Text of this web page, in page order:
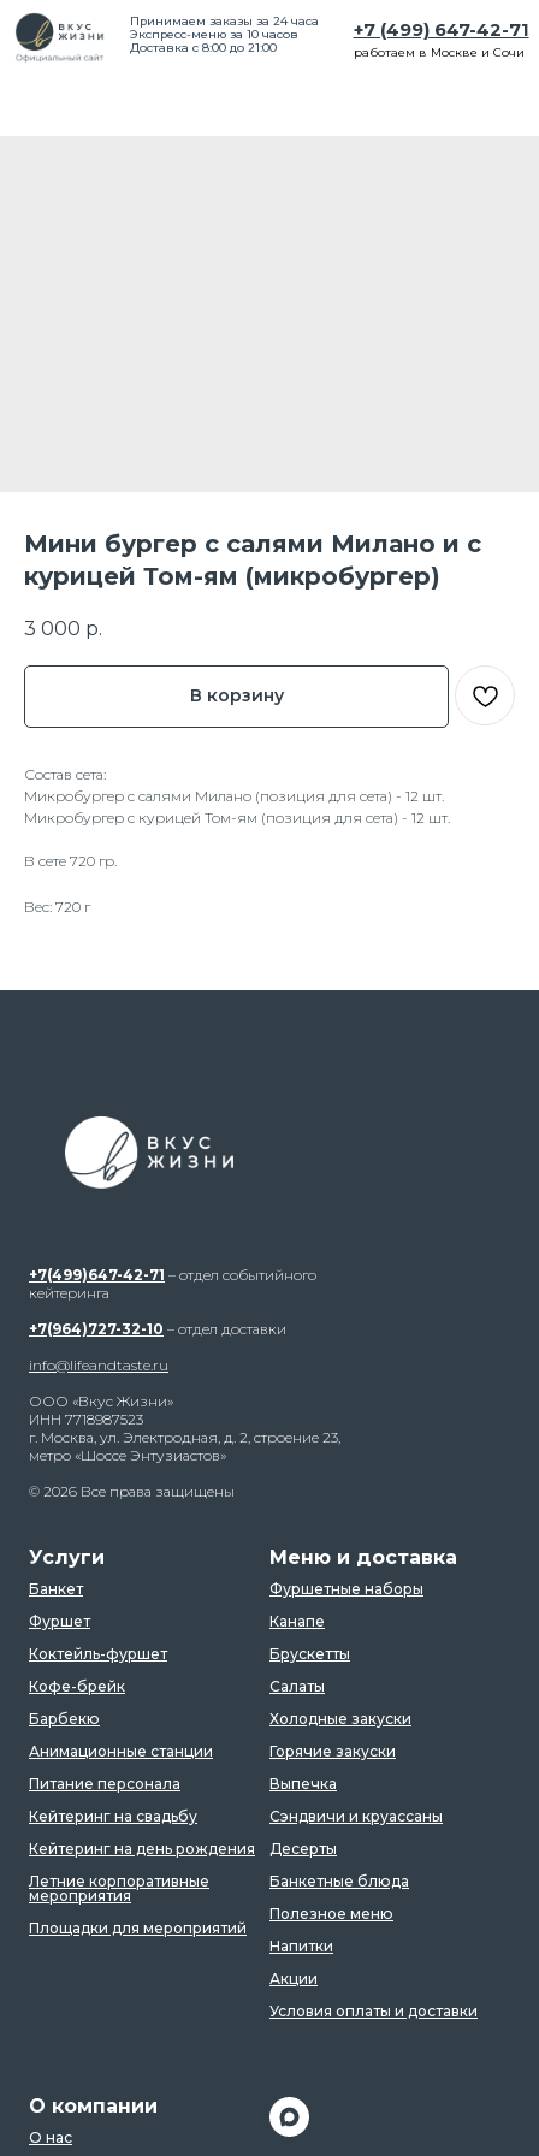
+7 (499) 647-42-71
работаем в Москве и Сочи
Принимаем заказы за 24 часа
Экспресс-меню за 10 часов
Доставка с 8:00 до 21:00
Мини бургер с салями Милано и с
курицей Том-ям (микробургер)
3 000 р.
В корзину
Состав сета:
Микробургер с салями Милано (позиция для сета) - 12 шт.
Микробургер с курицей Том-ям (позиция для сета) - 12 шт.
В сете 720 гр.
Вес: 720 г
+7(499)647-42-71 – отдел событийного
кейтеринга
+7(964)727-32-10 – отдел доставки
info@lifeandtaste.ru
ООО «Вкус Жизни»
ИНН 7718987523
г. Москва, ул. Электродная, д. 2, строение 23,
метро «Шоссе Энтузиастов»
© 2026 Все права защищены
Услуги
Банкет
Фуршет
Коктейль-фуршет
Кофе-брейк
Барбекю
Анимационные станции
Питание персонала
Кейтеринг на свадьбу
Кейтеринг на день рождения
Летние корпоративные
мероприятия
Площадки для мероприятий
Меню и доставка
Фуршетные наборы
Канапе
Брускетты
Салаты
Холодные закуски
Горячие закуски
Выпечка
Сэндвичи и круассаны
Десерты
Банкетные блюда
Полезное меню
Напитки
Акции
Условия оплаты и доставки
О компании
О нас